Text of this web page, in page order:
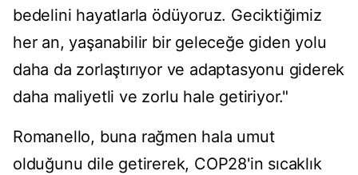
bedelini hayatlarla ödüyoruz. Geciktiğimiz
her an, yaşanabilir bir geleceğe giden yolu
daha da zorlaştırıyor ve adaptasyonu giderek
daha maliyetli ve zorlu hale getiriyor."
Romanello, buna rağmen hala umut
olduğunu dile getirerek, COP28'in sıcaklık